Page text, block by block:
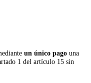
un único pago una
1 del artículo 15 sin